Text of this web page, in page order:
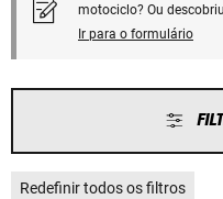
motociclo? Ou
Ir para o formulário
Redefinir todos os filtros